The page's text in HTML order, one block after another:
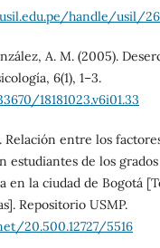
handle/usil/
A. M. (2005).
6(1), 1–3.
18181023.v6i01.33
Relación entre los
estudiantes de los
en la ciudad de Bogotá
Repositorio USMP.
20.500.12727/5516